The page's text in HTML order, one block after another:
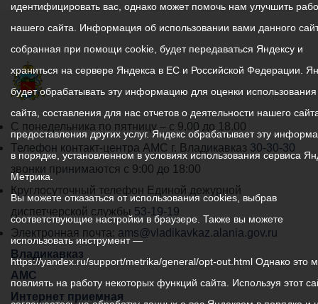
График
работы
администрации
местного
самоуправления
города
Владикавказ:
С понедельника по пятницу – с 9.00 до 18.00
Телефон контакт-центра АМС г. Владикавказ 30-30-30
звонки принимаются с 9:00 до 18:00
Круглосуточный телефон Единой дежурной
диспетчерской службы 53-19-19
Электронная почта: ams@vladikavkaz.alania.gov.ru
Владикавказ
АМС
Интернет приемная
идентифицировать вас, однако может помочь нам улучшить
нашего сайта. Информация об использовании вами данного
собранная при помощи cookie, будет передаваться Яндексу и
храниться на сервере Яндекса в ЕС и Российской Федерации.
будет обрабатывать эту информацию для оценки
сайта, составления для нас отчетов о деятельности нашего
предоставления других услуг. Яндекс обрабатывает эту
в порядке, установленном в условиях использования сервиса
Метрика.
Вы можете отказаться от использования cookies, выбрав
соответствующие настройки в браузере. Также вы можете
использовать инструмент —
https://yandex.ru/support/metrika/general/opt-out.html Однако это
повлиять на работу некоторых функций сайта. Используя этот